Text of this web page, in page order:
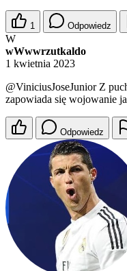
1 Odpowiedz
W
wWwwrzutkaldo
1 kwietnia 2023
@ViniciusJoseJuniorZ
zapowiada się wojowanie
Odpowiedz